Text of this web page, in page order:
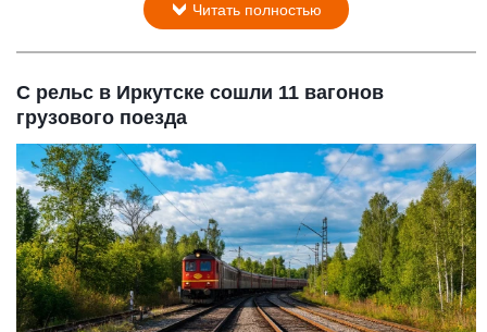
Читать полностью
С рельс в Иркутске сошли 11 вагонов
грузового поезда